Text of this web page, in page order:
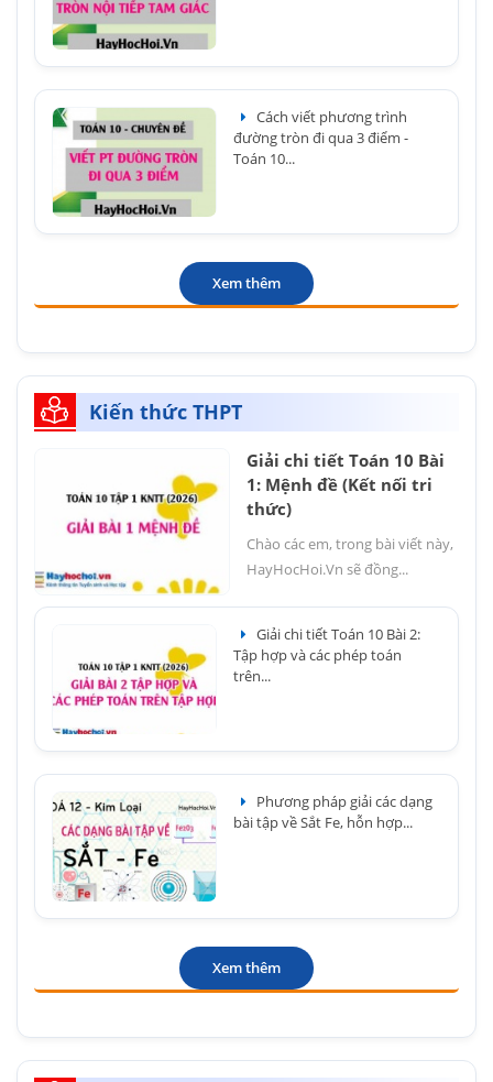
Cách viết phương trình
đường tròn đi qua 3 điểm -
Toán 10...
Xem thêm
Kiến thức THPT
Giải chi tiết Toán 10 Bài
1: Mệnh đề (Kết nối tri
thức)
Chào các em, trong bài viết này,
HayHocHoi.Vn sẽ đồng...
Giải chi tiết Toán 10 Bài 2:
Tập hợp và các phép toán
trên...
Phương pháp giải các dạng
bài tập về Sắt Fe, hỗn hợp...
Xem thêm